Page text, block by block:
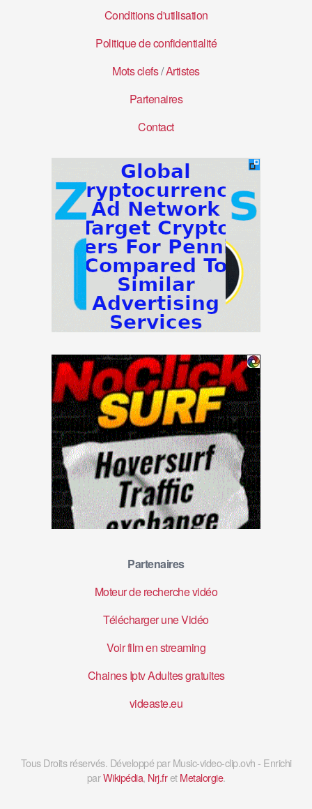
Conditions d'utilisation
Politique de confidentialité
Mots clefs/Artistes
Partenaires
Contact
Partenaires
Moteur de recherche vidéo
Télécharger une Vidéo
Voir film en streaming
Chaines Iptv Adultes gratuites
videaste.eu
Tous Droits réservés. Développé par Music-video-clip.ovh - Enrichi
parWikipédia, Nrj.fretMetalorgie.